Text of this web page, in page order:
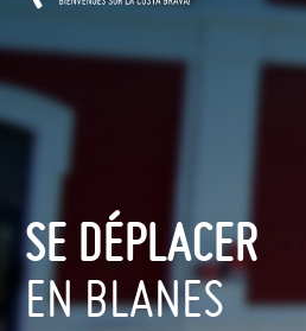
SE DÉPLACER
EN BLANES